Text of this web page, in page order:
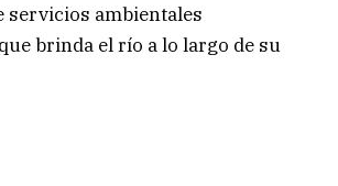
servicios ambientales
brinda el río a lo largo de su